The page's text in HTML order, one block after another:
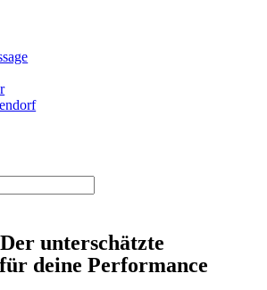
unterschätzte
deine Performance